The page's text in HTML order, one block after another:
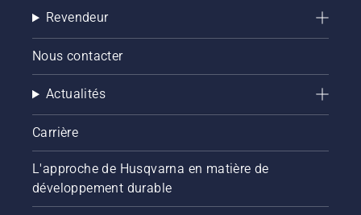
Revendeur
Nous contacter
Actualités
Carrière
L'approche de Husqvarna en matière de
développement durable